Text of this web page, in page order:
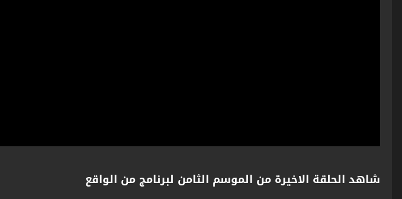
شاهد الحلقة الاخيرة من الموسم الثامن لبرنامج من الواقع